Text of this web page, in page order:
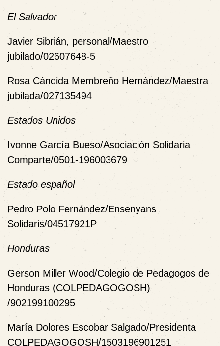
El Salvador
Javier Sibrián, personal/Maestro
jubilado/02607648-5
Rosa Cándida Membreño Hernández/Maestra
jubilada/027135494
Estados Unidos
Ivonne García Bueso/Asociación Solidaria
Comparte/0501-196003679
Estado español
Pedro Polo Fernández/Ensenyans
Solidaris/04517921P
Honduras
Gerson Miller Wood/Colegio de Pedagogos de
Honduras (COLPEDAGOGOSH)
/902199100295
María Dolores Escobar Salgado/Presidenta
COLPEDAGOGOSH/1503196901251